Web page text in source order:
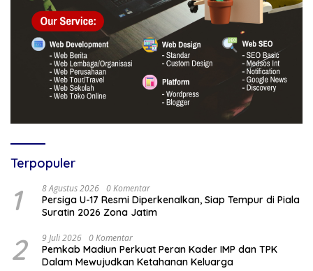
Terpopuler
1 8 Agustus 2026 0 Komentar
Persiga U-17 Resmi Diperkenalkan, Siap Tempur di Piala
Suratin 2026 Zona Jatim
2 9 Juli 2026 0 Komentar
Pemkab Madiun Perkuat Peran Kader IMP dan TPK
Dalam Mewujudkan Ketahanan Keluarga